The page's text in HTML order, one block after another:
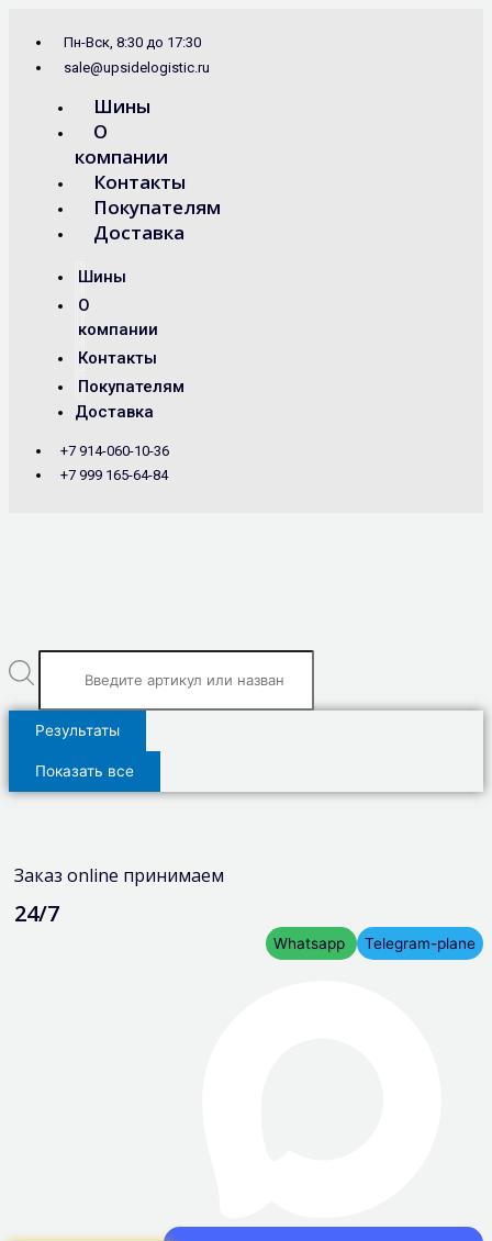
содержимому
Пн-Вск, 8:30 до 17:30
sale@upsidelogistic.ru
Шины
О
компании
Контакты
Покупателям
Доставка
Шины
О
компании
Контакты
Покупателям
Доставка
+7 914-060-10-36
+7 999 165-64-84
Результаты
Показать все
Заказ online принимаем
24/7
Whatsapp Telegram-plane